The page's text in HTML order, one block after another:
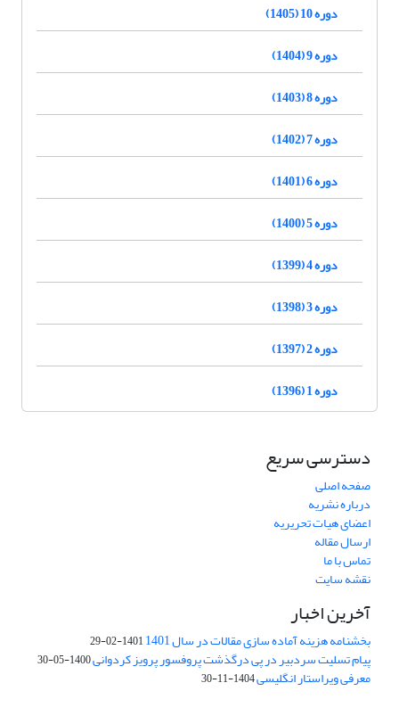
دوره 10 (1405)
دوره 9 (1404)
دوره 8 (1403)
دوره 7 (1402)
دوره 6 (1401)
دوره 5 (1400)
دوره 4 (1399)
دوره 3 (1398)
دوره 2 (1397)
دوره 1 (1396)
دسترسی سریع
صفحه اصلی
درباره نشریه
اعضای هیات تحریریه
ارسال مقاله
تماس با ما
نقشه سایت
آخرین اخبار
بخشنامه هزینه آماده سازی مقالات در سال 1401 1401-02-29
پیام تسلیت سردبیر در پی درگذشت پروفسور پرویز کردوانی1400-05-30
معرفی ویراستار انگلیسی1404-11-30